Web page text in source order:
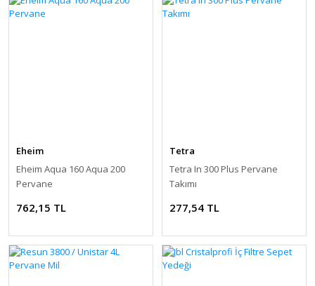
Eheim
Eheim Aqua 160 Aqua 200
Pervane
762,15 TL
Tetra
Tetra In 300 Plus Pervane
Takımı
277,54 TL